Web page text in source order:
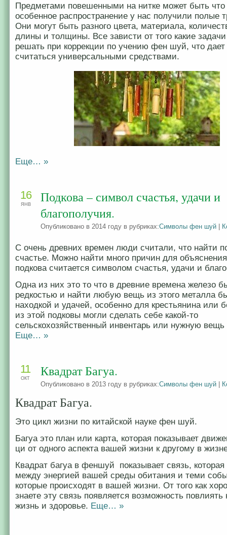
Предметами повешенными на нитке может быть что
особенное распространение у нас получили полые
Они могут быть разного цвета, материала,
длины и толщины. Все зависти от того какие
решать при коррекции по учению фен шуй, что
считаться универсальными средствами.
Еще… »
Подкова – символ счастья, удачи и
благополучия.
Опубликовано в 2014 году в рубриках:Символы фен шуй
16
ЯНВ
С очень древних времен люди считали, что найти
счастье. Можно найти много причин для
подкова считается символом счастья, удачи и
Одна из них это то что в древние времена железо
редкостью и найти любую вещь из этого металла
находкой и удачей, особенно для крестьянина или
из этой подковы могли сделать себе какой-то
сельскохозяйственный инвентарь или нужную
Еще… »
Квадрат Багуа.
Опубликовано в 2013 году в рубриках:Символы фен шуй
11
ОКТ
Квадрат Багуа.
Это цикл жизни по китайской науке фен шуй.
Багуа это план или карта, которая показывает
ци от одного аспекта вашей жизни к другому в
Квадрат багуа в феншуй показывает связь,
между энергией вашей среды обитания и теми
которые происходят в вашей жизни. От того как
знаете эту связь появляется возможность
жизнь и здоровье. Еще… »